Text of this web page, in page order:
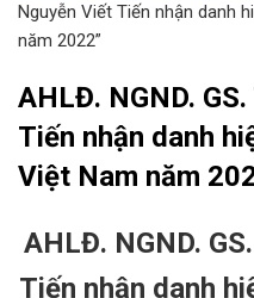
Nguyễn Viết Tiến nhận danh
năm 2022”
AHLĐ. NGND.
Tiến nhận danh
Việt Nam năm
AHLĐ. NGND.
Tiến nhận danh